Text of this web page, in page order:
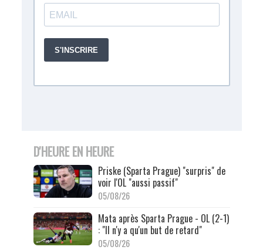
D'HEURE EN HEURE
Priske (Sparta Prague) "surpris" de
voir l'OL "aussi passif"
05/08/26
Mata après Sparta Prague - OL (2-1)
: "Il n'y a qu'un but de retard"
05/08/26